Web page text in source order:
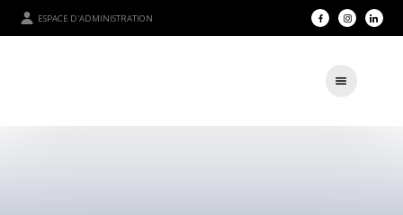
ESPACE D'ADMINISTRATION